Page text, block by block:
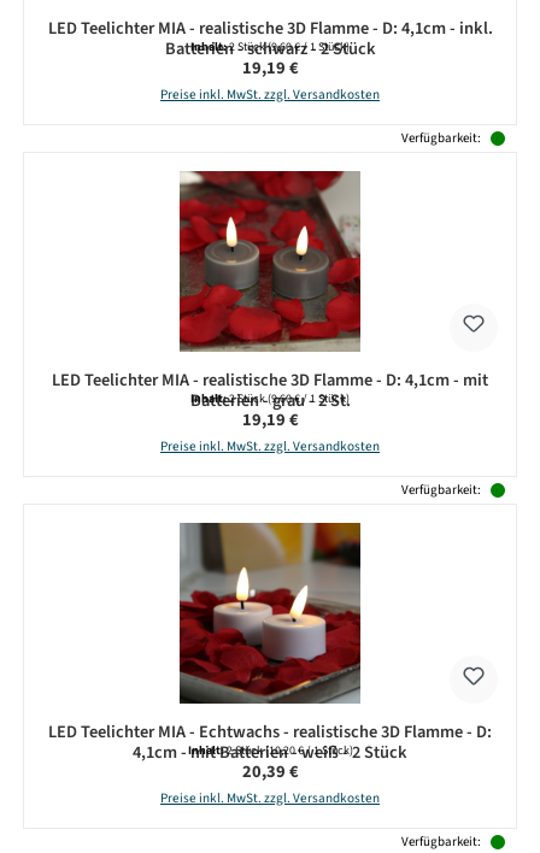
LED Teelichter MIA - realistische 3D Flamme - D: 4,1cm - inkl.
Batterien - schwarz - 2 Stück
Inhalt:2 Stück(9,60 € / 1 Stück)
Regulärer Preis:
19,19 €
Preise inkl. MwSt. zzgl. Versandkosten
Verfügbarkeit:
LED Teelichter MIA - realistische 3D Flamme - D: 4,1cm - mit
Batterien - grau - 2 St.
Inhalt:2 Stück(9,60 € / 1 Stück)
Regulärer Preis:
19,19 €
Preise inkl. MwSt. zzgl. Versandkosten
Verfügbarkeit:
LED Teelichter MIA - Echtwachs - realistische 3D Flamme - D:
4,1cm - mit Batterien - weiß - 2 Stück
Inhalt:2 Stück(10,20 € / 1 Stück)
Regulärer Preis:
20,39 €
Preise inkl. MwSt. zzgl. Versandkosten
Verfügbarkeit: